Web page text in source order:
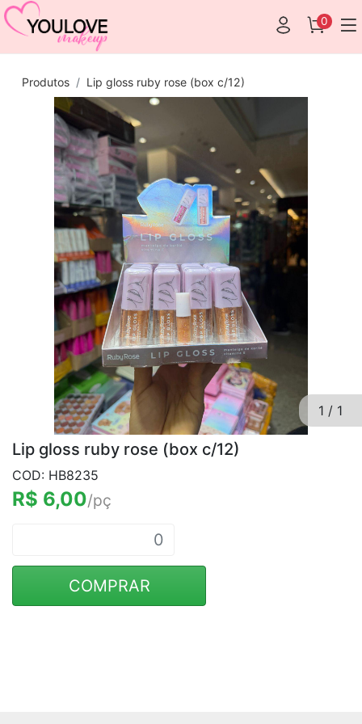
0
Produtos Lip gloss ruby rose (box c/12)
1 / 1
Lip gloss ruby rose (box c/12)
COD: HB8235
R$ 6,00/pç
COMPRAR